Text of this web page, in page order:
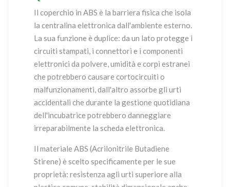
Il coperchio in ABS è la barriera fisica che isola
la centralina elettronica dall'ambiente esterno.
La sua funzione è duplice: da un lato protegge i
circuiti stampati, i connettori e i componenti
elettronici da polvere, umidità e corpi estranei
che potrebbero causare cortocircuiti o
malfunzionamenti, dall'altro assorbe gli urti
accidentali che durante la gestione quotidiana
dell'incubatrice potrebbero danneggiare
irreparabilmente la scheda elettronica.
Il materiale ABS (Acrilonitrile Butadiene
Stirene) è scelto specificamente per le sue
proprietà: resistenza agli urti superiore alla